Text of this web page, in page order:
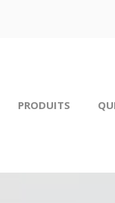
PRODUITS